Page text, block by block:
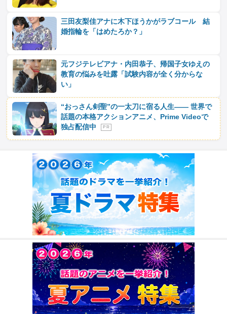
三田友梨佳アナに木下ほうかがラブコール 結
婚指輪を「はめたろか？」
元フジテレビアナ・内田恭子、帰国子女ゆえの
教育の悩みを吐露「試験内容が全く分からな
い」
“おっさん剣聖”の一太刀に宿る人生―― 世界で
話題の本格アクションアニメ、Prime Videoで
独占配信中
P R